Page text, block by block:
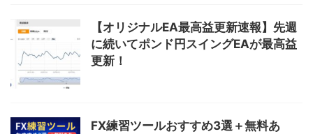
【オリジナルEA最高益更新速報】先週
に続いてポンド円スイングEAが最高益
更新！
FX練習ツールおすすめ3選＋無料あ